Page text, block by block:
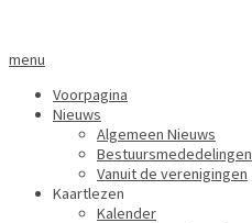
menu
Voorpagina
Nieuws
Algemeen Nieuws
Bestuursmededelingen
Vanuit de verenigingen
Kaartlezen
Kalender